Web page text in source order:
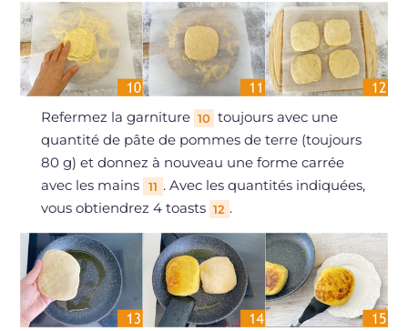
Refermez la garniture 10 toujours avec une
quantité de pâte de pommes de terre (toujours
80 g) et donnez à nouveau une forme carrée
avec les mains
11 . Avec les quantités indiquées,
vous obtiendrez 4 toasts 12 .